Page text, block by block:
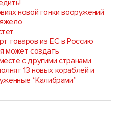
новой гонки вооружений
товаров из ЕС в Россию
может создать
с другими странами
13 новых кораблей и
“Калибрами”